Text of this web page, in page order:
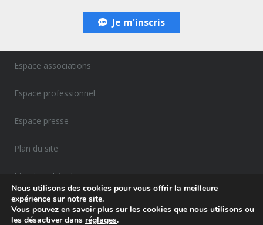
Je m'inscris
Espace associations
Espace professionnel
Espace presse
Plan du site
Mentions Légales
Politique de confidentialité
Nous utilisons des cookies pour vous offrir la meilleure
expérience sur notre site.
Vous pouvez en savoir plus sur les cookies que nous utilisons ou
les désactiver dans réglages.